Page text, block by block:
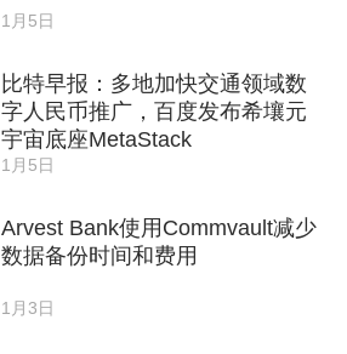
1月5日
比特早报：多地加快交通领域数
字人民币推广，百度发布希壤元
宇宙底座MetaStack
1月5日
Arvest Bank使用Commvault减少
数据备份时间和费用
1月3日